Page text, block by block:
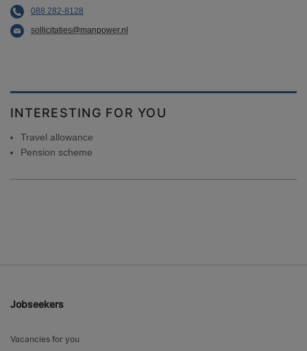
088 282-8128
sollicitaties@manpower.nl
INTERESTING FOR YOU
Travel allowance
Pension scheme
Jobseekers
Vacancies for you